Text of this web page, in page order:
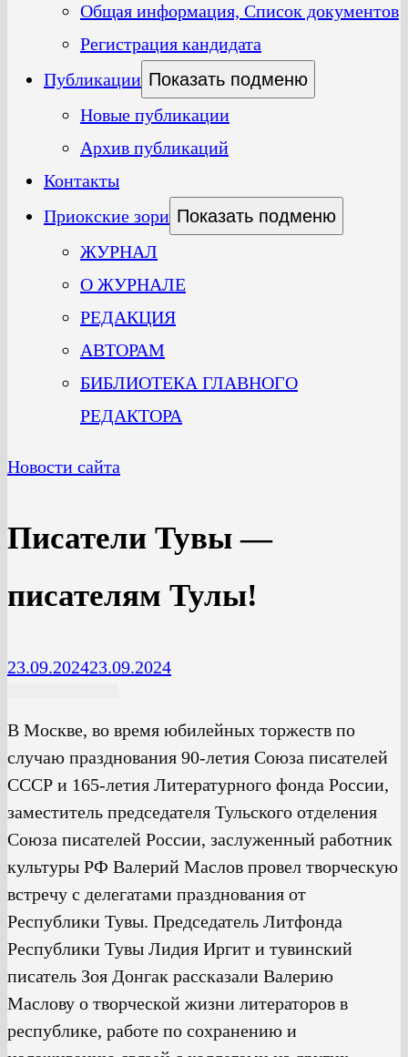
Общая информация, Список документов
Регистрация кандидата
Публикации Показать подменю
Новые публикации
Архив публикаций
Контакты
Приокские зори Показать подменю
ЖУРНАЛ
О ЖУРНАЛЕ
РЕДАКЦИЯ
АВТОРАМ
БИБЛИОТЕКА ГЛАВНОГО
РЕДАКТОРА
Новости сайта
Писатели Тувы —
писателям Тулы!
23.09.202423.09.2024
В Москве, во время юбилейных торжеств по
случаю празднования 90-летия Союза писателей
СССР и 165-летия Литературного фонда России,
заместитель председателя Тульского отделения
Союза писателей России, заслуженный работник
культуры РФ Валерий Маслов провел творческую
встречу с делегатами празднования от
Республики Тувы. Председатель Литфонда
Республики Тувы Лидия Иргит и тувинский
писатель Зоя Донгак рассказали Валерию
Маслову о творческой жизни литераторов в
республике, работе по сохранению и